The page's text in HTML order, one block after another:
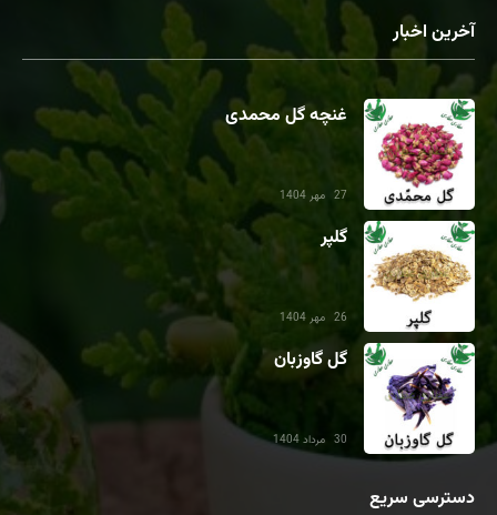
آخرین اخبار
غنچه گل محمدی
27 مهر 1404
گلپر
26 مهر 1404
گل گاوزبان
30 مرداد 1404
دسترسی سریع